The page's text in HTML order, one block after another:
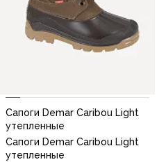
Сапоги Demar Caribou Light
утепленные
Сапоги Demar Caribou Light
утепленные